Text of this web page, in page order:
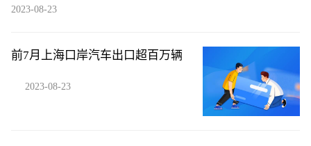
2023-08-23
前7月上海口岸汽车出口超百万辆
2023-08-23